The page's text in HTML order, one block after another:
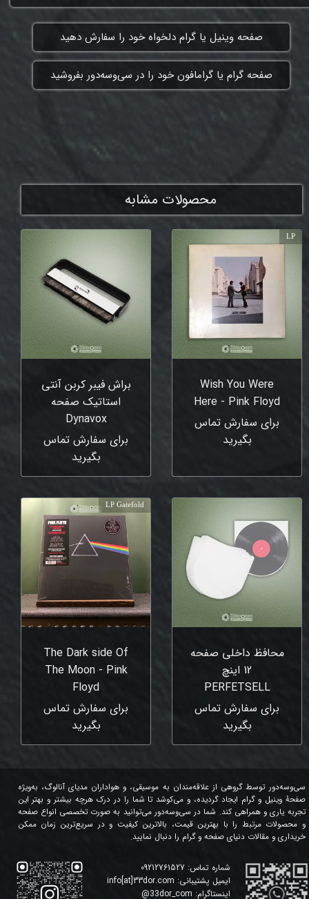
​صفحه وینیل یا گرام دلخواه خود را سفارش دهید
​صفحه گرام یا گرامافون خود را در سی‌وسه‌دور بفروشید
محصولات مشابه
Wish You Were
Here - Pink Floyd
برای سفارش تماس
بگیرید
LP
براش فیبر کربن آنتی
استاتیک صفحه
Dynavox
برای سفارش تماس
بگیرید
محافظ داخلی صفحه
12 اینچ
‎PERFETSELL
برای سفارش تماس
بگیرید
The Dark side Of
The Moon - Pink
Floyd
برای سفارش تماس
بگیرید
LP Gatefold
شماره تماس: 09212761527
ایمیل پشتیبانی: info[at]33dor.com
اینستاگرام: 33dor_com
@
سی‌وسه‌دور توسط گروهی از علاقه‌مندان به موسیقی، و هواداران مدیای آنالوگ، به‌ویژه
صفحۀ وینیل و گرام ایجاد گردیده، و می‌کوشد تا شما را در درک هرچه بیشتر و بهتر این
تجربه یاری و همراهی کند. شما در سی‌وسه‌دور می‌توانید به صورت تخصصی انواع صفحه
و محصولات مرتبط را با بهترین قیمت، بالاترین کیفیت و در سریع‌ترین زمان ممکن
خریداری و مقالات دنیای صفحه و گرام را دنبال نمایید.